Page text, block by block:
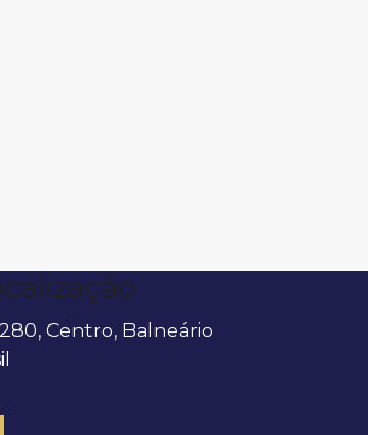
280, Centro, Balneário